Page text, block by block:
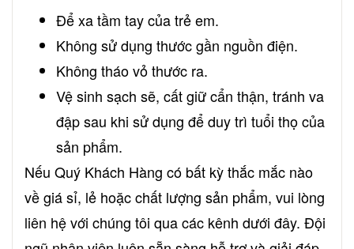
Để xa tầm tay của trẻ em.
Không sử dụng thước gần nguồn điện.
Không tháo vỏ thước ra.
Vệ sinh sạch sẽ, cất giữ cẩn thận, tránh va
đập sau khi sử dụng để duy trì tuổi thọ của
sản phẩm.
Nếu Quý Khách Hàng có bất kỳ thắc mắc nào
về giá sỉ, lẻ hoặc chất lượng sản phẩm, vui lòng
liên hệ với chúng tôi qua các kênh dưới đây. Đội